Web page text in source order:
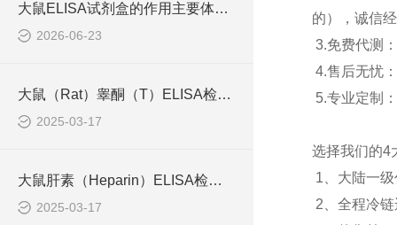
大鼠ELISA试剂盒的作用主要体现在哪些方面？
2026-06-23
大鼠（Rat）睾酮（T）ELISA检测试剂盒
2025-03-17
大鼠肝素（Heparin）ELISA检测试剂盒原理
2025-03-17
的），诚信
3.免费代测
4.售后无忧：
5.专业定制
选择我们的4
1 、大陆一
2 、全程冷